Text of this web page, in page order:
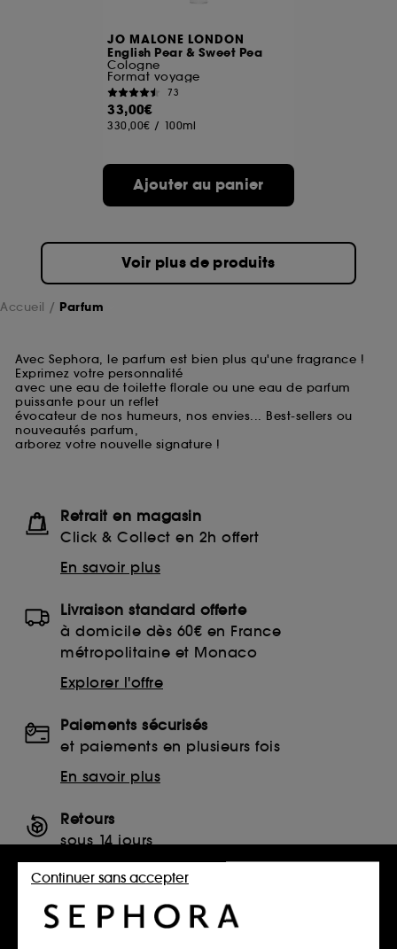
JO MALONE LONDON
English Pear & Sweet Pea
Cologne
Format voyage
73
33,00€
330,00€ / 100ml
Ajouter au panier
Voir plus de produits
Accueil Parfum
Avec Sephora, le parfum est bien plus qu'une fragrance !
Exprimez votre personnalité
avec une eau de toilette florale ou une eau de parfum
puissante pour un reflet
évocateur de nos humeurs, nos envies... Best-sellers ou
nouveautés parfum,
arborez votre nouvelle signature !
Retrait en magasin
Click & Collect en 2h offert
En savoir plus
Livraison standard offerte
à domicile dès 60€ en France
métropolitaine et Monaco
Explorer l'offre
Paiements sécurisés
et paiements en plusieurs fois
En savoir plus
Retours
sous 14 jours
Retourner mon article
SERVICES, CONTACT ET CONDITIONS DES OFFRES
Continuer sans accepter